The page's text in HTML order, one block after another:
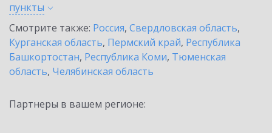
пункты
Смотрите также: Россия, Свердловская область,
Курганская область, Пермский край, Республика
Башкортостан, Республика Коми, Тюменская
область, Челябинская область
Партнеры в вашем регионе: